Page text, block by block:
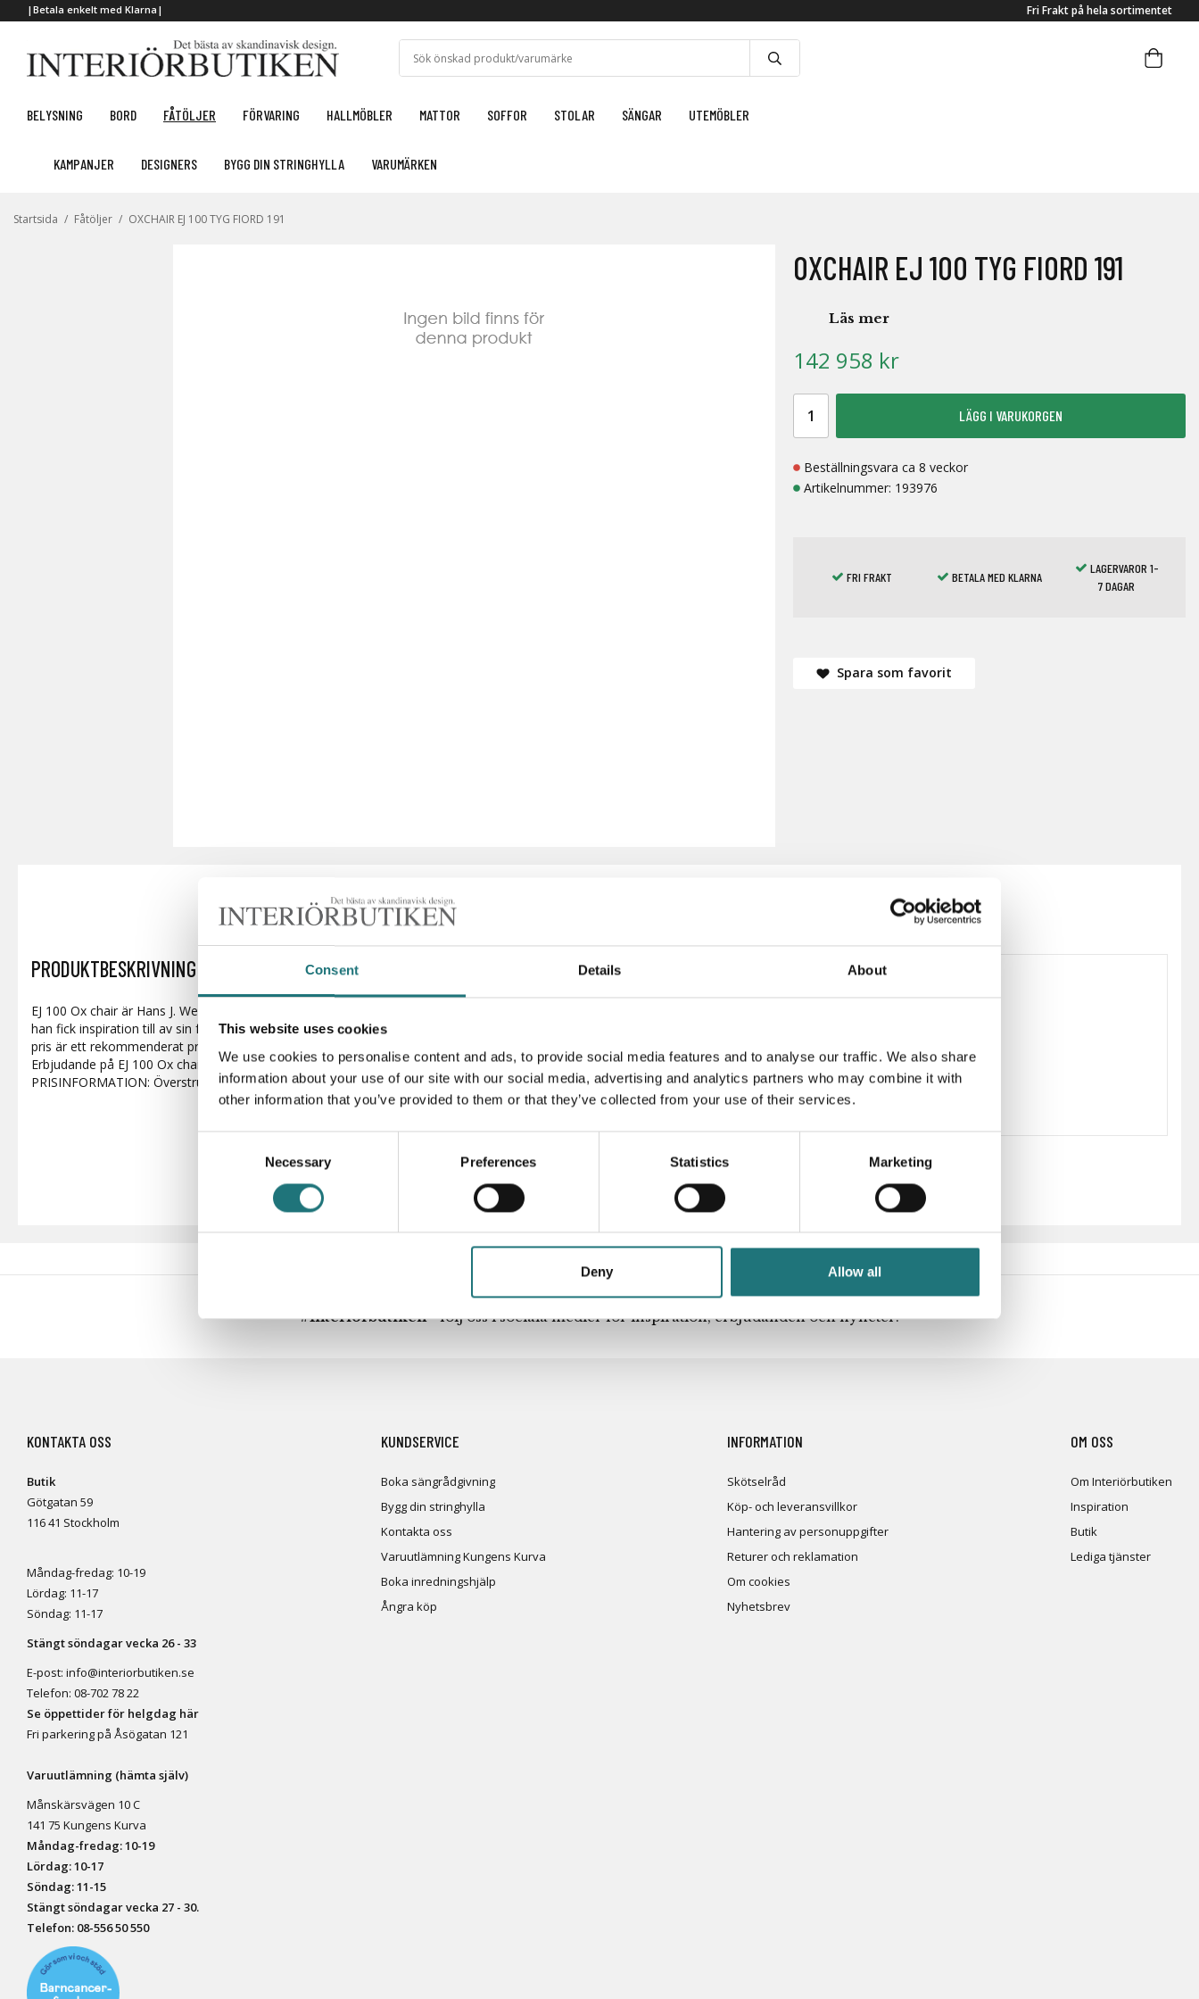
Consent Details About
This website uses cookies
We use cookies to personalise content and ads, to provide social media features and to analyse our traffic. We also share
information about your use of our site with our social media, advertising and analytics partners who may combine it with
other information that you’ve provided to them or that they’ve collected from your use of their services.
Necessary Preferences Statistics Marketing
Deny Allow all
|Betala enkelt med Klarna| Fri Frakt på hela sortimentet
BELYSNING BORD FÅTÖLJER FÖRVARING HALLMÖBLER MATTOR SOFFOR STOLAR SÄNGAR UTEMÖBLER
KAMPANJER DESIGNERS BYGG DIN STRINGHYLLA VARUMÄRKEN
Startsida / Fåtöljer / OXCHAIR EJ 100 TYG FIORD 191
OXCHAIR EJ 100 TYG FIORD 191
Läs mer
142 958 kr
LÄGG I VARUKORGEN
Beställningsvara ca 8 veckor
Artikelnummer: 193976
FRI FRAKT BETALA MED KLARNA
LAGERVAROR 1-
7 DAGAR
Spara som favorit
PRODUKTBESKRIVNING
EJ 100 Ox chair är Hans J. Wegner mest djärva design som han gjorde 1960 och som
han fick inspiration till av sin fascination till Piccaso. PRISINFORMATION: Överstruket
pris är ett rekommenderat pris från leverantören
Erbjudande på EJ 100 Ox chair med pallen på köpet. Värde upp till 19.500:-
PRISINFORMATION: Överstruket pris är ett rekommenderat pris från leverantören
#Interiörbutiken- följ oss i sociala medier för inspiration, erbjudanden och nyheter!
KONTAKTA OSS
Butik
Götgatan 59
116 41 Stockholm
Måndag-fredag: 10-19
Lördag: 11-17
Söndag: 11-17
Stängt söndagar vecka 26 - 33
E-post: info@interiorbutiken.se
Telefon: 08-702 78 22
Se öppettider för helgdag här
Fri parkering på Åsögatan 121
Varuutlämning (hämta själv)
Månskärsvägen 10 C
141 75 Kungens Kurva
Måndag-fredag: 10-19
Lördag: 10-17
Söndag: 11-15
Stängt söndagar vecka 27 - 30.
Telefon: 08-556 50 550
KUNDSERVICE
Boka sängrådgivning
Bygg din stringhylla
Kontakta oss
Varuutlämning Kungens Kurva
Boka inredningshjälp
Ångra köp
INFORMATION
Skötselråd
Köp- och leveransvillkor
Hantering av personuppgifter
Returer och reklamation
Om cookies
Nyhetsbrev
OM OSS
Om Interiörbutiken
Inspiration
Butik
Lediga tjänster